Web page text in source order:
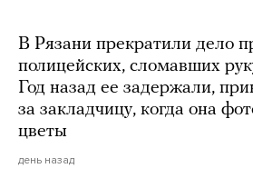
В Рязани прекратили дело
полицейских, сломавших
Год назад ее задержали,
за закладчицу, когда она
цветы
день назад